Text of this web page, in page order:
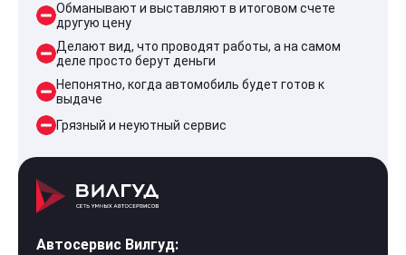
Обманывают и выставляют в итоговом счете
другую цену
Делают вид, что проводят работы, а на самом
деле просто берут деньги
Непонятно, когда автомобиль будет готов к
выдаче
Грязный и неуютный сервис
Автосервис Вилгуд: